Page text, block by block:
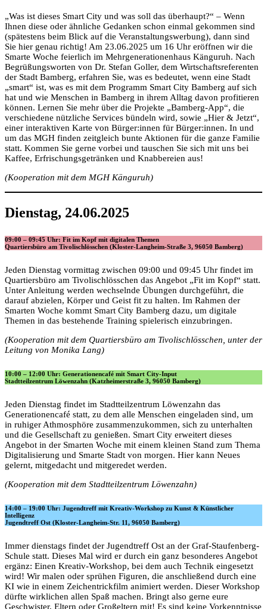
„Was ist dieses Smart City und was soll das überhaupt?“ – Wenn
Ihnen diese oder ähnliche Gedanken schon einmal gekommen sind
(spätestens beim Blick auf die Veranstaltungswerbung), dann sind
Sie hier genau richtig! Am 23.06.2025 um 16 Uhr eröffnen wir die
Smarte Woche feierlich im Mehrgenerationenhaus Känguruh. Nach
Begrüßungsworten von Dr. Stefan Goller, dem Wirtschaftsreferenten
der Stadt Bamberg, erfahren Sie, was es bedeutet, wenn eine Stadt
„smart“ ist, was es mit dem Programm Smart City Bamberg auf sich
hat und wie Menschen in Bamberg in ihrem Alltag davon profitieren
können. Lernen Sie mehr über die Projekte „Bamberg-App“, die
verschiedene nützliche Services bündeln wird, sowie „Hier & Jetzt“,
einer interaktiven Karte von Bürger:innen für Bürger:innen. In und
um das MGH finden zeitgleich bunte Aktionen für die ganze Familie
statt. Kommen Sie gerne vorbei und tauschen Sie sich mit uns bei
Kaffee, Erfrischungsgetränken und Knabbereien aus!
(Kooperation mit dem MGH Känguruh)
Dienstag, 24.06.2025
09:00 – 09:45 Uhr: Fit im Kopf mit digitalen Themen
Quartiersbüro am Tivolischlösschen (Kloster-Langheim-Straße 3, 96050 Bamberg)
Jeden Dienstag vormittag zwischen 09:00 und 09:45 Uhr findet im
Quartiersbüro am Tivolischlösschen das Angebot „Fit im Kopf“ statt.
Unter Anleitung werden wechselnde Übungen durchgeführt, die
darauf abzielen, Körper und Geist fit zu halten. Im Rahmen der
Smarten Woche kommt Smart City Bamberg dazu, um digitale
Themen in das bestehende Training spielerisch einzubringen.
(Kooperation mit dem Quartiersbüro am Tivolischlösschen, unter der
Leitung von Monika Lang)
10:00 – 12:00 Uhr: Generationencafé mit Smart City-Input
Stadtteilzentrum Löwenzahn (Katzheimerstraße 3, 96050 Bamberg)
Jeden Dienstag findet im Stadtteilzentrum Löwenzahn das
Generationencafé statt, zu dem alle Menschen eingeladen sind, um
in ruhiger Athmosphöre zusammenzukommen, sich zu unterhalten
und die Gesellschaft zu genießen. Smart City erweitert dieses
Angebot in der Smarten Woche mit einem kleinen Stand zum Thema
Digitalisierung und Smarte Stadt von morgen. Hier kann Neues
gelernt, mitgedacht und mitgeredet werden.
(Kooperation mit dem Stadtteilzentrum Löwenzahn)
14:00 – 19:00 Uhr: Jugendtreff mit Kreativ-Workshop zu Kunst & Künstlicher
Intelligenz
Jugendtreff Ost (Kloster-Langheim-Str. 11, 96050 Bamberg)
Immer dienstags findet der Jugendtreff Ost an der Graf-Staufenberg-
Schule statt. Dieses Mal wird er durch ein ganz besonderes Angebot
ergänz: Einen Kreativ-Workshop, bei dem auch Technik eingesetzt
wird! Wir malen oder sprühen Figuren, die anschließend durch eine
KI wie in einem Zeichentrickfilm animiert werden. Dieser Workshop
dürfte wirklichen allen Spaß machen. Bringt also gerne eure
Geschwister, Eltern oder Großeltern mit! Es sind keine Vorkenntnisse